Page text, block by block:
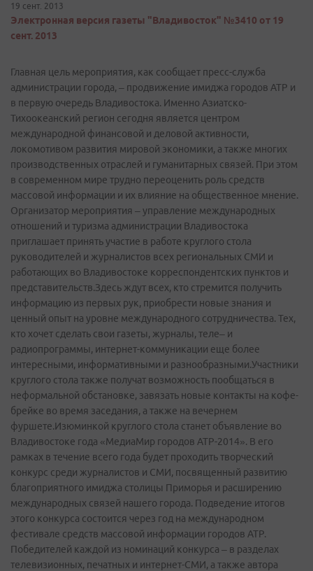
19 сент. 2013
Электронная версия газеты "Владивосток" №3410 от 19
сент. 2013
Главная цель мероприятия, как сообщает пресс-­служба
администрации города, – продвижение имиджа городов АТР и
в первую очередь Владивостока. Именно Азиатско­-
Тихоокеанский регион сегодня является центром
международной финансовой и деловой активности,
локомотивом развития мировой экономики, а также многих
производственных отраслей и гуманитарных связей. При этом
в современном мире трудно переоценить роль средств
массовой информации и их влияние на общественное мнение.
Организатор мероприятия – управление международных
отношений и туризма администрации Владивостока
приглашает принять участие в работе круглого стола
руководителей и журналистов всех региональных СМИ и
работающих во Владивостоке корреспондентских пунктов и
представительств.Здесь ждут всех, кто стремится получить
информацию из первых рук, приобрести новые знания и
ценный опыт на уровне международного сотрудничества. Тех,
кто хочет сделать свои газеты, журналы, теле– и
радиопрограммы, интернет-коммуникации еще более
интересными, информативными и разнообразными.Участники
круглого стола также получат возможность пообщаться в
неформальной обстановке, завязать новые контакты на кофе-
брейке во время заседания, а также на вечернем
фуршете.Изюминкой круглого стола станет объявление во
Владивостоке года «МедиаМир городов АТР-2014». В его
рамках в течение всего года будет проходить творческий
конкурс среди журналистов и СМИ, посвященный развитию
благоприятного имиджа столицы Приморья и расширению
международных связей нашего города. Подведение итогов
этого конкурса состоится через год на международном
фестивале средств массовой информации городов АТР.
Победителей каждой из номинаций конкурса – в разделах
телевизионных, печатных и интернет-СМИ, а также автора